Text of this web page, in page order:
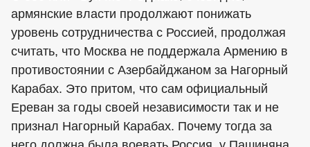
армянские власти продолжают понижать
уровень сотрудничества с Россией, продолжая
считать, что Москва не поддержала Армению в
противостоянии с Азербайджаном за Нагорный
Карабах. Это притом, что сам официальный
Ереван за годы своей независимости так и не
признал Нагорный Карабах. Почему тогда за